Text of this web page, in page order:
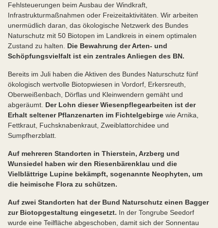
Fehlsteuerungen beim Ausbau der Windkraft,
Infrastrukturmaßnahmen oder Freizeitaktivitäten. Wir arbeiten
unermüdlich daran, das ökologische Netzwerk des Bundes
Naturschutz mit 50 Biotopen im Landkreis in einem optimalen
Zustand zu halten. Die Bewahrung der Arten- und
Schöpfungsvielfalt ist ein zentrales Anliegen des BN.
Bereits im Juli haben die Aktiven des Bundes Naturschutz fünf
ökologisch wertvolle Biotopwiesen in Vordorf, Erkersreuth,
Oberweißenbach, Dörflas und Kleinwendern gemäht und
abgeräumt. Der Lohn dieser Wiesenpflegearbeiten ist der
Erhalt seltener Pflanzenarten im Fichtelgebirge wie Arnika,
Fettkraut, Fuchsknabenkraut, Zweiblattorchidee und
Sumpfherzblatt.
Auf mehreren Standorten in Thierstein, Arzberg und
Wunsiedel haben wir den Riesenbärenklau und die
Vielblättrige Lupine bekämpft, sogenannte Neophyten, um
die heimische Flora zu schützen.
Auf zwei Standorten hat der Bund Naturschutz einen Bagger
zur Biotopgestaltung eingesetzt. In der Tongrube Seedorf
wurde eine Teilfläche abgeschoben, damit sich der Sonnentau